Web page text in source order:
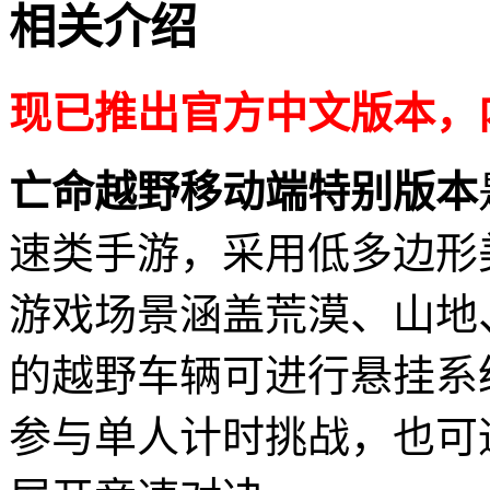
相关介绍
现已推出官方中文版本
亡命越野移动端特别版本
速类手游，采用低多边
游戏场景涵盖荒漠、山
的越野车辆可进行悬挂
参与单人计时挑战，也